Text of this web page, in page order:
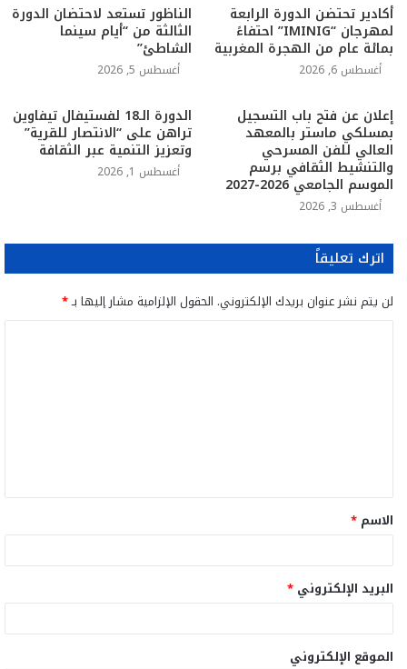
أكادير تحتضن الدورة الرابعة
لمهرجان “IMINIG” احتفاءً
بمائة عام من الهجرة المغربية
أغسطس 6, 2026
الناظور تستعد لاحتضان الدورة
الثالثة من “أيام سينما
الشاطئ”
أغسطس 5, 2026
إعلان عن فتح باب التسجيل
بمسلكي ماستر بالمعهد
العالي للفن المسرحي
والتنشيط الثقافي برسم
الموسم الجامعي 2026-2027
أغسطس 3, 2026
الدورة الـ18 لفستيفال تيفاوين
تراهن على “الانتصار للقرية”
وتعزيز التنمية عبر الثقافة
أغسطس 1, 2026
اترك تعليقاً
لن يتم نشر عنوان بريدك الإلكتروني. الحقول الإلزامية مشار إليها بـ*
ق
*
الاسم *
البريد الإلكتروني *
الموقع الإلكتروني